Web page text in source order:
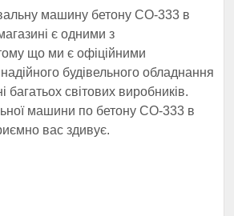
машину бетону СО-333 в
є одними з
що ми є офіційними
будівельного обладнання
багатьох світових виробників.
машини по бетону СО-333 в
вас здивує.